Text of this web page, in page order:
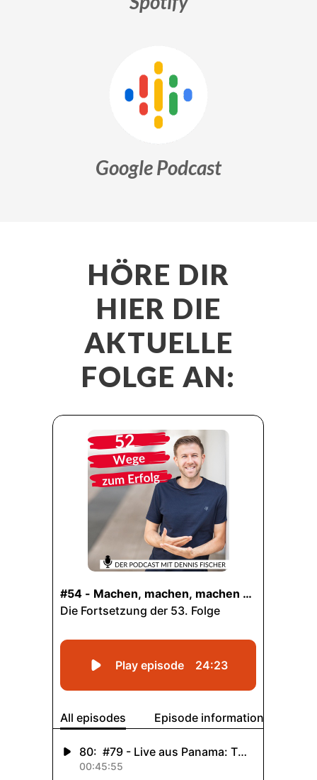
Google Podcast
HÖRE DIR
HIER DIE
AKTUELLE
FOLGE AN: